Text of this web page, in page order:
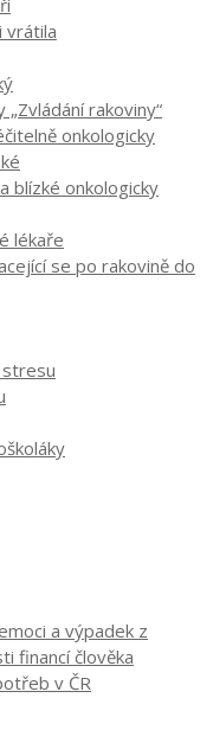
vrátila
rakoviny“
onkologicky
blízké onkologicky
lékaře
se po rakovině do
stresu
a výpadek z
financí člověka
v ČR